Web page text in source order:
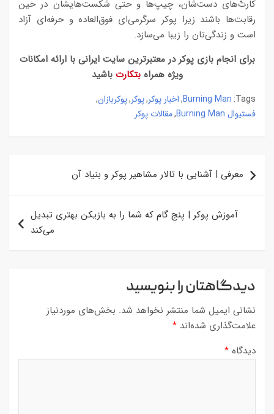
کارت‌ّهای دست‌شان، چیپ‌ها و حتی شکست‌هایشان در حین
رقابت‌ها باشند زیرا پوکر سرگرمی‌ای فوق‌العاده و حرفه‌ای آزاد
است و زندگی‌تان را زیبا می‌سازد.
برای انجام بازی پوکر در معتبرترین سایت ایرانی با ارائه امکانات
ویژه همراهبتکارت باشید
Tags:
Burning Man
, اخبار پوکر,پوکر,پوکربازان,
فستیوال Burning Man ,مقالات پوکر
نوشتهمعرفی | آشنایی با تالار مشاهیر پوکر و بنیاد آن
آموزش پوکر | پنج گام که شما را به بازیکن بهتری تبدیل
می‌کند
دیدگاهتان را بنویسید
نشانی ایمیل شما منتشر نخواهد شد. بخش‌های موردنیاز
علامت‌گذاری شده‌اند *
دیدگاه *